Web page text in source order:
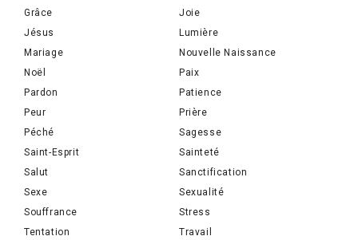
Grâce
Joie
Jésus
Lumière
Mariage
Nouvelle Naissance
Noël
Paix
Pardon
Patience
Peur
Prière
Péché
Sagesse
Saint-Esprit
Sainteté
Salut
Sanctification
Sexe
Sexualité
Souffrance
Stress
Tentation
Travail